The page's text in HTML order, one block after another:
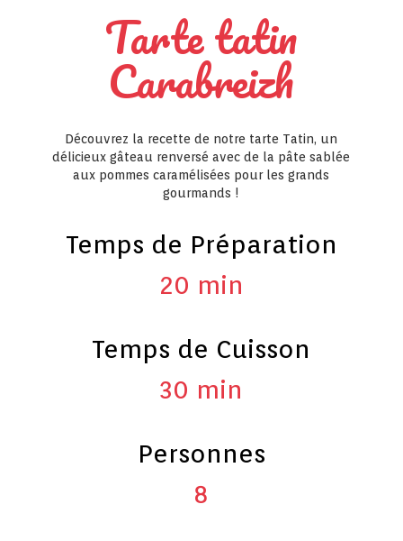
Tarte tatin
Carabreizh
Découvrez la recette de notre tarte Tatin, un
délicieux gâteau renversé avec de la pâte sablée
aux pommes caramélisées pour les grands
gourmands !
Temps de Préparation
20 min
Temps de Cuisson
30 min
Personnes
8